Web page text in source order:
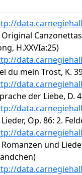
Original
H.XXVIa:25)
du mein Trost, K.
der Liebe, D.
Lieder, Op. 86: 2.
Romanzen und